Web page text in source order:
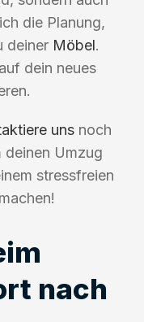
die Planung,
deiner Möbel.
dein neues
uns noch
deinen Umzug
stressfreien
nach